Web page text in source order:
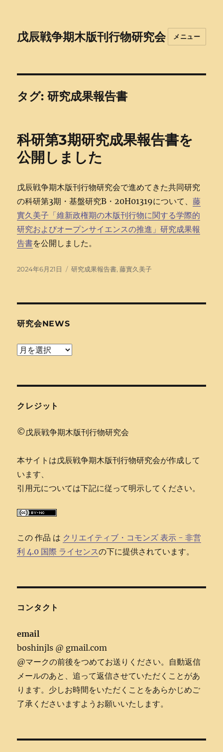
戊辰戦争期木版刊行物研究会 メニュー
タグ:研究成果報告書
科研第3期研究成果報告書を
公開しました
戊辰戦争期木版刊行物研究会で進めてきた共同研究
の科研第3期・基盤研究B・20H01319について、藤
實久美子「維新政権期の木版刊行物に関する学際的
研究およびオープンサイエンスの推進」研究成果報
告書を公開しました。
投
2024年6月21日
タ
研究成果報告書,藤實久美子
研究会NEWS
研
クレジット
©戊辰戦争期木版刊行物研究会
本サイトは戊辰戦争期木版刊行物研究会が作成して
います、
引用元については下記に従って明示してください。
この 作品 は クリエイティブ・コモンズ 表示 - 非営
利 4.0 国際 ライセンスの下に提供されています。
コンタクト
email
boshinjls @ gmail.com
@マークの前後をつめてお送りください。自動返信
メールのあと、追って返信させていただくことがあ
ります。少しお時間をいただくことをあらかじめご
了承くださいますようお願いいたします。